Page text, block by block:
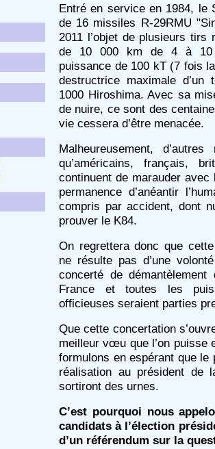
Entré en service en 1984, le
de 16 missiles R-29RMU
2011 l’objet de plusieurs
de 10 000 km de 4 à 10
puissance de 100 kT (7 fois
destructrice maximale
1000 Hiroshima. Avec sa
de nuire, ce sont des
vie cessera d’être menacée.
Malheureusement,
qu’américains, français,
continuent de marauder
permanence d’anéantir
compris par accident, dont
prouver le K84.
On regrettera donc que
ne résulte pas d’une
concerté de
France et toutes les
officieuses seraient parties
Que cette concertation
meilleur vœu que l’on puisse
formulons en espérant que
réalisation au président de
sortiront des urnes.
C’est pourquoi nous
candidats à l’élection
d’un référendum sur la